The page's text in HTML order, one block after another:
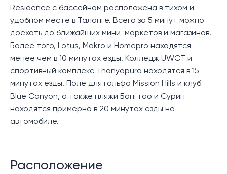
Residence с бассейном расположена в тихом и
удобном месте в Таланге. Всего за 5 минут можно
доехать до ближайших мини-маркетов и магазинов.
Более того, Lotus, Makro и Homepro находятся
менее чем в 10 минутах езды. Колледж UWCT и
спортивный комплекс Thanyapura находятся в 15
минутах езды. Поле для гольфа Mission Hills и клуб
Blue Canyon, а также пляжи Бангтао и Сурин
находятся примерно в 20 минутах езды на
автомобиле.
Расположение